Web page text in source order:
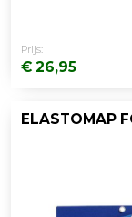
Prijs:
€ 26,95